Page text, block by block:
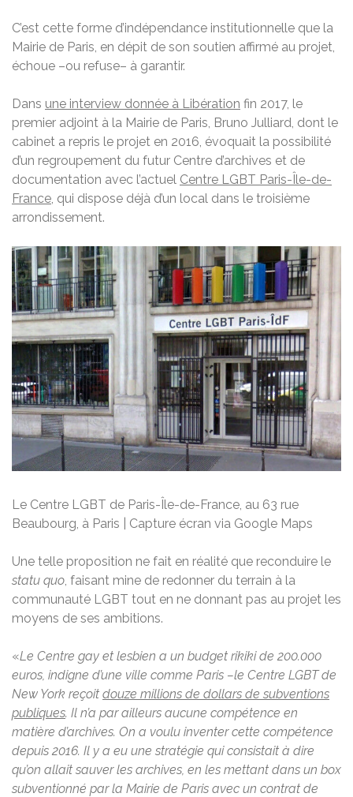
C’est cette forme d’indépendance institutionnelle que la
Mairie de Paris, en dépit de son soutien affirmé au projet,
échoue –ou refuse– à garantir.
Dans une interview donnée à Libération fin 2017, le
premier adjoint à la Mairie de Paris, Bruno Julliard, dont le
cabinet a repris le projet en 2016, évoquait la possibilité
d’un regroupement du futur Centre d’archives et de
documentation avec l’actuel Centre LGBT Paris-Île-de-
France, qui dispose déjà d’un local dans le troisième
arrondissement.
Le Centre LGBT de Paris-Île-de-France, au 63 rue
Beaubourg, à Paris | Capture écran via Google Maps
Une telle proposition ne fait en réalité que reconduire le
statu quo , faisant mine de redonner du terrain à la
communauté LGBT tout en ne donnant pas au projet les
moyens de ses ambitions.
«Le Centre gay et lesbien a un budget rikiki de 200.000
euros, indigne d’une ville comme Paris –le Centre LGBT de
New York reçoit douze millions de dollars de subventions
publiques. Il n’a par ailleurs aucune compétence en
matière d’archives. On a voulu inventer cette compétence
depuis 2016. Il y a eu une stratégie qui consistait à dire
qu’on allait sauver les archives, en les mettant dans un box
subventionné par la Mairie de Paris avec un contrat de